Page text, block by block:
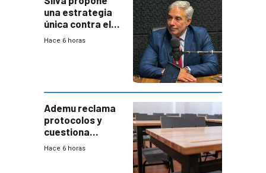
una estrategia
única contra el
narcotráfico y
Hace 6 horas
Ademu reclama
protocolos y
cuestiona
demora de
Hace 6 horas